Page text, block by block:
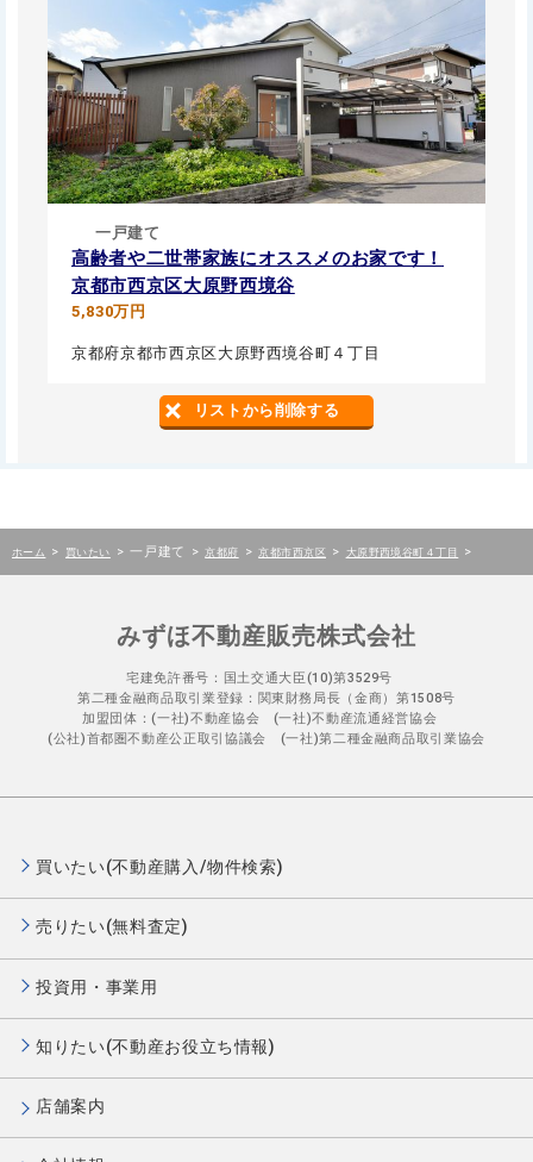
一戸建て
高齢者や二世帯家族にオススメのお家です！
京都市西京区大原野西境谷
5,830万円
京都府京都市西京区大原野西境谷町４丁目
リストから削除する
ホーム > 買いたい > 一戸建て > 京都府 > 京都市西京区 > 大原野西境谷町４丁目 >
みずほ不動産販売株式会社
宅建免許番号：国土交通大臣(10)第3529号
第二種金融商品取引業登録：関東財務局長（金商）第1508号
加盟団体：(一社)不動産協会 (一社)不動産流通経営協会
(公社)首都圏不動産公正取引協議会 (一社)第二種金融商品取引業協会
買いたい(不動産購入/物件検索)
売りたい(無料査定)
投資用・事業用
知りたい(不動産お役立ち情報)
店舗案内